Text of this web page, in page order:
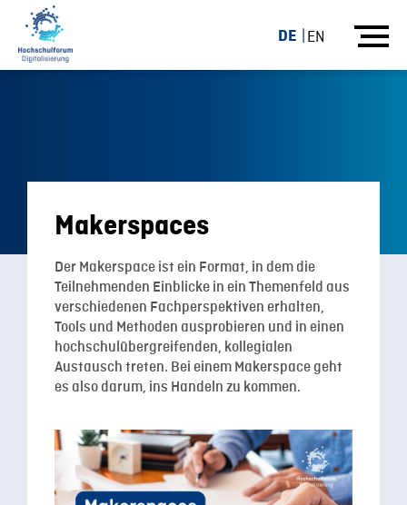
DE EN
Makerspaces
Der Makerspace ist ein Format, in dem die
Teilnehmenden Einblicke in ein Themenfeld aus
verschiedenen Fachperspektiven erhalten,
Tools und Methoden ausprobieren und in einen
hochschulübergreifenden, kollegialen
Austausch treten. Bei einem Makerspace geht
es also darum, ins Handeln zu kommen.